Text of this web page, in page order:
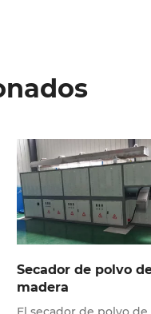
Secador de polvo
madera